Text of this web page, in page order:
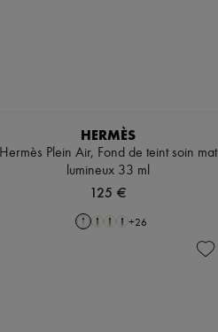
HERMÈS
Hermès Plein Air, Fond de teint soin mat
lumineux 33 ml
125 €
+26